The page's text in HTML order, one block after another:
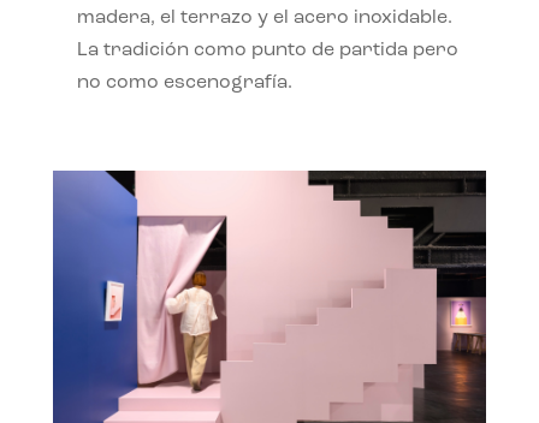
madera, el terrazo y el acero inoxidable.
La tradición como punto de partida pero
no como escenografía.